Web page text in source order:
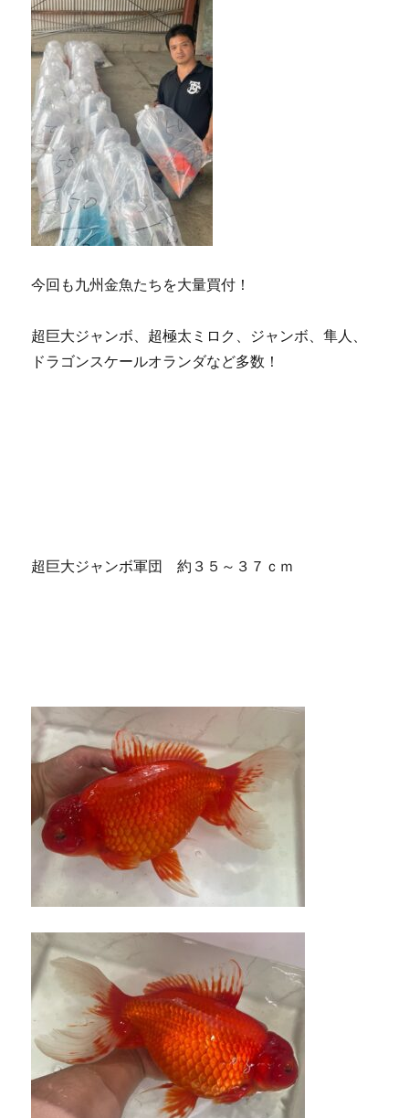
今回も九州金魚たちを大量買付！
超巨大ジャンボ、超極太ミロク、ジャンボ、隼人、
ドラゴンスケールオランダなど多数！
超巨大ジャンボ軍団 約３５～３７ｃｍ